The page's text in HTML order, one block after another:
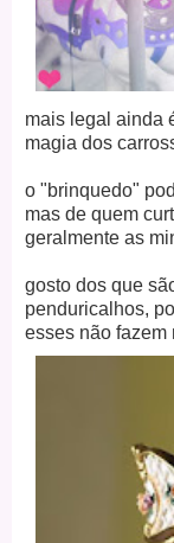
mais legal ainda
magia dos
o "brinquedo"
mas de quem
geralmente as
gosto dos que
penduricalhos,
esses não fazem